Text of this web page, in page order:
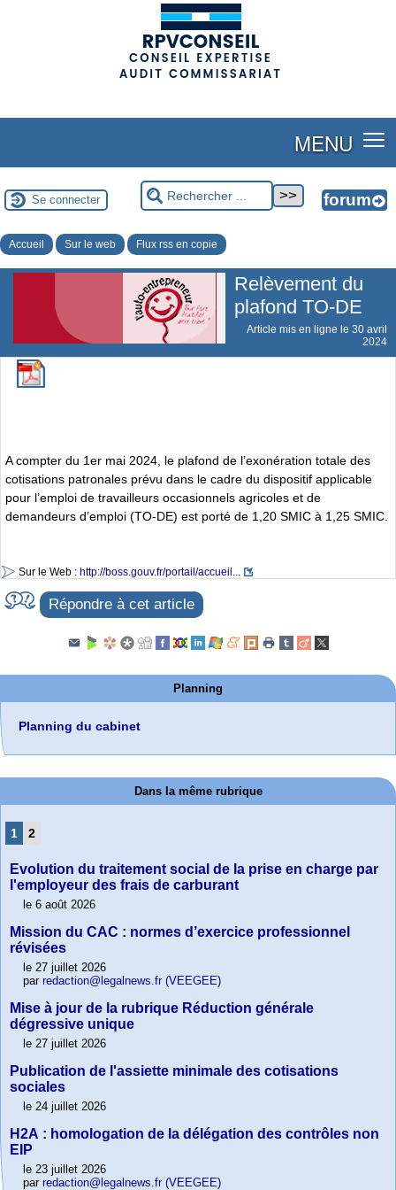
MENU
Se connecter
Accueil Sur le web Flux rss en copie
Relèvement du
plafond TO-DE
Article mis en ligne le 30 avril
2024
A compter du 1er mai 2024, le plafond de l’exonération totale des
cotisations patronales prévu dans le cadre du dispositif applicable
pour l’emploi de travailleurs occasionnels agricoles et de
demandeurs d’emploi (TO-DE) est porté de 1,20 SMIC à 1,25 SMIC.
Sur le Web : http://boss.gouv.fr/portail/accueil...
Répondre à cet article
Planning
Planning du cabinet
Dans la même rubrique
1 2
Evolution du traitement social de la prise en charge par
l'employeur des frais de carburant
le 6 août 2026
Mission du CAC : normes d’exercice professionnel
révisées
le 27 juillet 2026
par redaction@legalnews.fr (VEEGEE)
Mise à jour de la rubrique Réduction générale
dégressive unique
le 27 juillet 2026
Publication de l'assiette minimale des cotisations
sociales
le 24 juillet 2026
H2A : homologation de la délégation des contrôles non
EIP
le 23 juillet 2026
par redaction@legalnews.fr (VEEGEE)